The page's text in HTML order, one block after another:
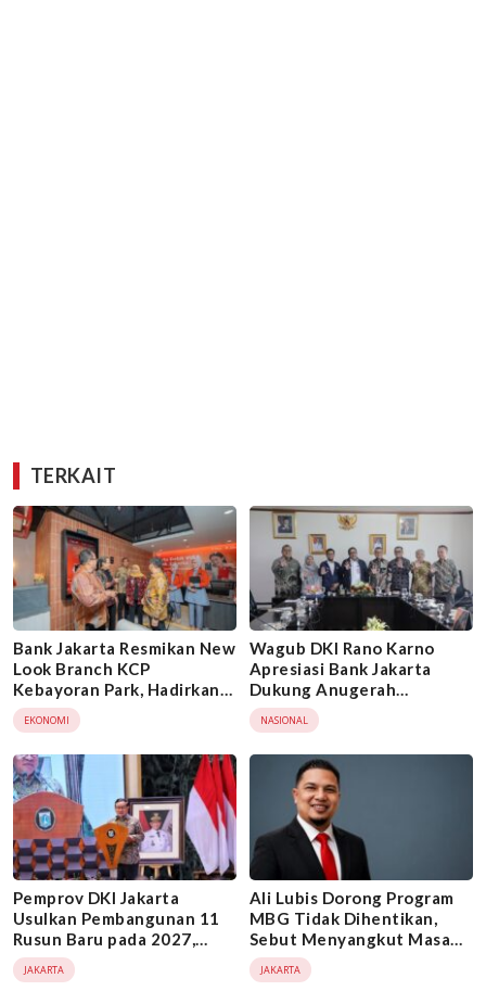
TERKAIT
Bank Jakarta Resmikan New
Look Branch KCP
Kebayoran Park, Hadirkan
Wajah Baru yang Lebih
Modern
EKONOMI
Wagub DKI Rano Karno
Apresiasi Bank Jakarta
Dukung Anugerah
Jurnalistik MHT 2026,
Dorong Karya Berkualitas
Sambut 5 Abad Jakarta
NASIONAL
Pemprov DKI Jakarta
Usulkan Pembangunan 11
Rusun Baru pada 2027,
Dukung Program 3 Juta
Rumah
JAKARTA
Ali Lubis Dorong Program
MBG Tidak Dihentikan,
Sebut Menyangkut Masa
Depan 62,4 Juta Anak
Indonesia
JAKARTA